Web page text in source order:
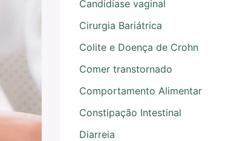
Candidíase vaginal
Cirurgia Bariátrica
Colite e Doença de Crohn
Comer transtornado
Comportamento Alimentar
Constipação Intestinal
Diarreia